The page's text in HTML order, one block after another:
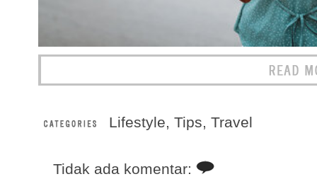
Lifestyle Tips Travel
Tidak ada komentar: